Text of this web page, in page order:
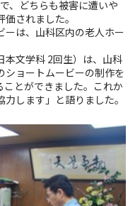
、どちらも被害に遭いや
されました。
は、山科区内の老人ホー
文学科 2回生）は、山科
ショートムービーの制作を
とができました。これか
します」と語りました。